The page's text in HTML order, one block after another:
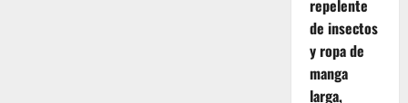
repelente
de insectos
y ropa de
manga
larga,